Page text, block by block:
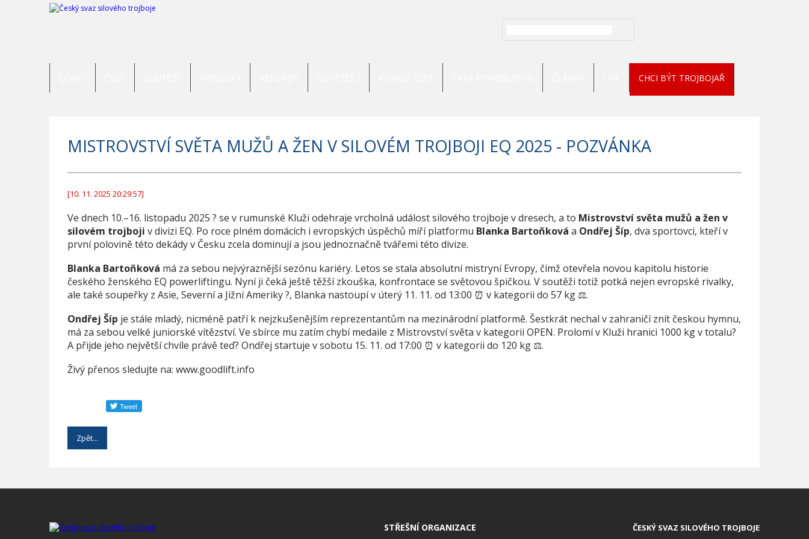
CHCI BÝT TROJBOJAŘ
MISTROVSTVÍ SVĚTA MUŽŮ A ŽEN V SILOVÉM TROJBOJI EQ 2025 - POZVÁNKA
[10. 11. 2025 20:29:57]
Ve dnech 10.–16. listopadu 2025 ? se v rumunské Kluži odehraje vrcholná událost silového trojboje v dresech, a to Mistrovství světa mužů a žen v
silovém trojboji v divizi EQ. Po roce plném domácích i evropských úspěchů míří platformu Blanka Bartoňková a Ondřej Šíp, dva sportovci, kteří v
první polovině této dekády v Česku zcela dominují a jsou jednoznačně tvářemi této divize.
Blanka Bartoňková má za sebou nejvýraznější sezónu kariéry. Letos se stala absolutní mistryní Evropy, čímž otevřela novou kapitolu historie
českého ženského EQ powerliftingu. Nyní ji čeká ještě těžší zkouška, konfrontace se světovou špičkou. V soutěži totiž potká nejen evropské rivalky,
ale také soupeřky z Asie, Severní a Jižní Ameriky ?, Blanka nastoupí v úterý 11. 11. od 13:00 ⏰ v kategorii do 57 kg ⚖️.
Ondřej Šíp je stále mladý, nicméně patří k nejzkušenějším reprezentantům na mezinárodní platformě. Šestkrát nechal v zahraničí znít českou hymnu,
má za sebou velké juniorské vítězství. Ve sbírce mu zatím chybí medaile z Mistrovství světa v kategorii OPEN. Prolomí v Kluži hranici 1000 kg v totalu?
A přijde jeho největší chvíle právě teď? Ondřej startuje v sobotu 15. 11. od 17:00 ⏰ v kategorii do 120 kg ⚖️.
Živý přenos sledujte na: www.goodlift.info
Zpět...
STŘEŠNÍ ORGANIZACE ČESKÝ SVAZ SILOVÉHO TROJBOJE